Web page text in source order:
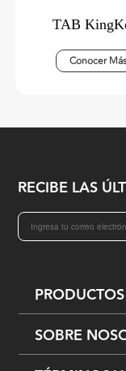
TAB
Conocer Más
RECIBE LAS
PRODUCTOS
SOBRE